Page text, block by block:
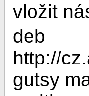
vložit
deb
http://
gutsy